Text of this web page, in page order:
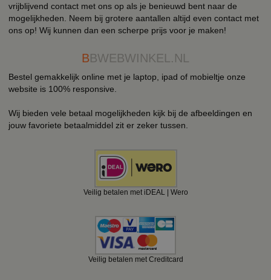
vrijblijvend contact met ons op als je benieuwd bent naar de
mogelijkheden. Neem bij grotere aantallen altijd even contact met
ons op! Wij kunnen dan een scherpe prijs voor je maken!
BBWEBWINKEL.NL
Bestel gemakkelijk online met je laptop, ipad of mobieltje onze
website is 100% responsive.
Wij bieden vele betaal mogelijkheden kijk bij de afbeeldingen en
jouw favoriete betaalmiddel zit er zeker tussen.
Veilig betalen met iDEAL | Wero
Veilig betalen met Creditcard